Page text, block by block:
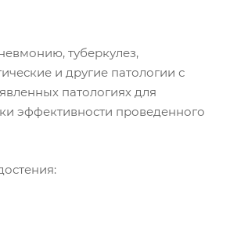
туберкулез,
и другие патологии с
патологиях для
эффективности проведенного